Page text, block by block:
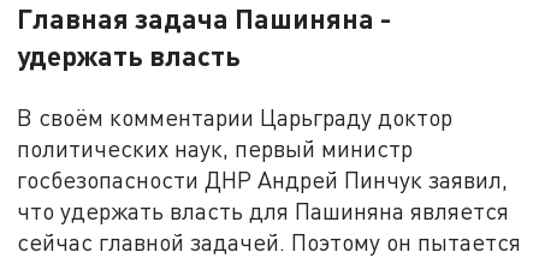
Главная задача Пашиняна -
удержать власть
В своём комментарии Царьграду доктор
политических наук, первый министр
госбезопасности ДНР Андрей Пинчук заявил,
что удержать власть для Пашиняна является
сейчас главной задачей. Поэтому он пытается